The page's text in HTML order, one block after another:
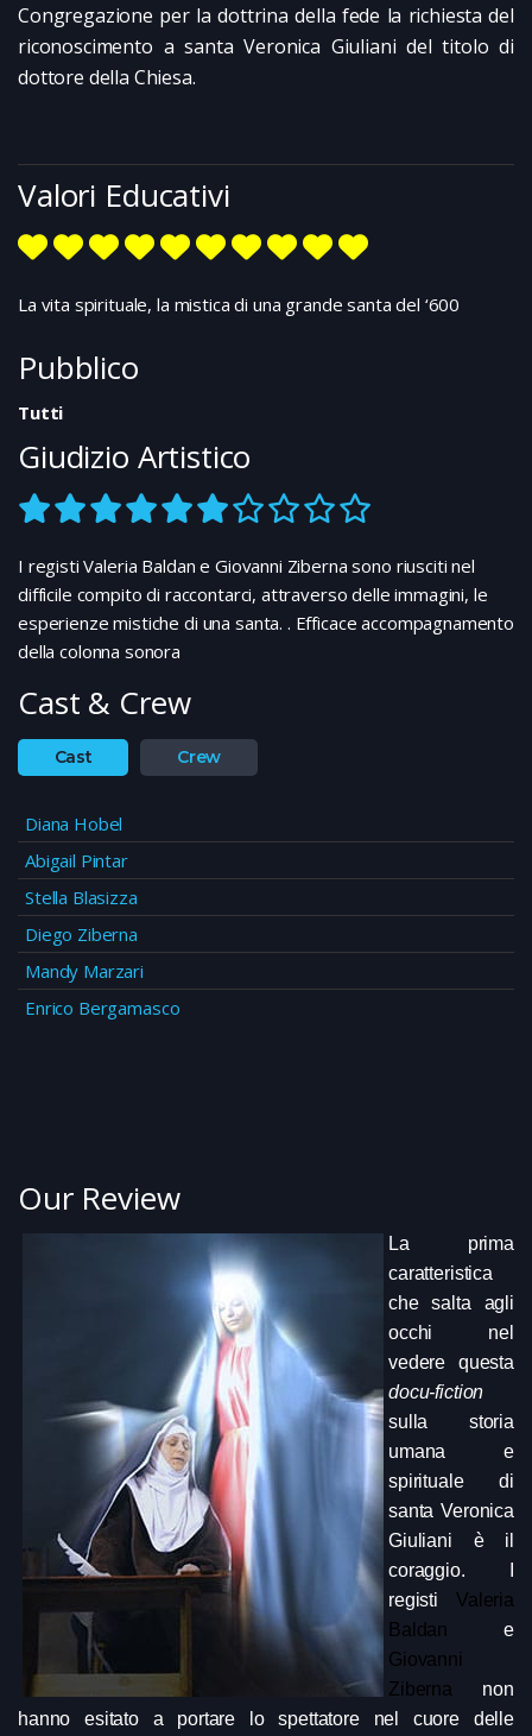
Congregazione per la dottrina della fede la richiesta del
riconoscimento a santa Veronica Giuliani del titolo di
dottore della Chiesa.
Valori Educativi
La vita spirituale, la mistica di una grande santa del ‘600
Pubblico
Tutti
Giudizio Artistico
I registi Valeria Baldan e Giovanni Ziberna sono riusciti nel
difficile compito di raccontarci, attraverso delle immagini, le
esperienze mistiche di una santa. . Efficace accompagnamento
della colonna sonora
Cast & Crew
Cast Crew
Diana Hobel
Abigail Pintar
Stella Blasizza
Diego Ziberna
Mandy Marzari
Enrico Bergamasco
Our Review
La prima
caratteristica
che salta agli
occhi nel
vedere questa
docu-fiction
sulla storia
umana e
spirituale di
santa Veronica
Giuliani è il
coraggio. I
registiValeria
Baldan e
Giovanni
Ziberna non
hanno esitato a portare lo spettatore nel cuore delle